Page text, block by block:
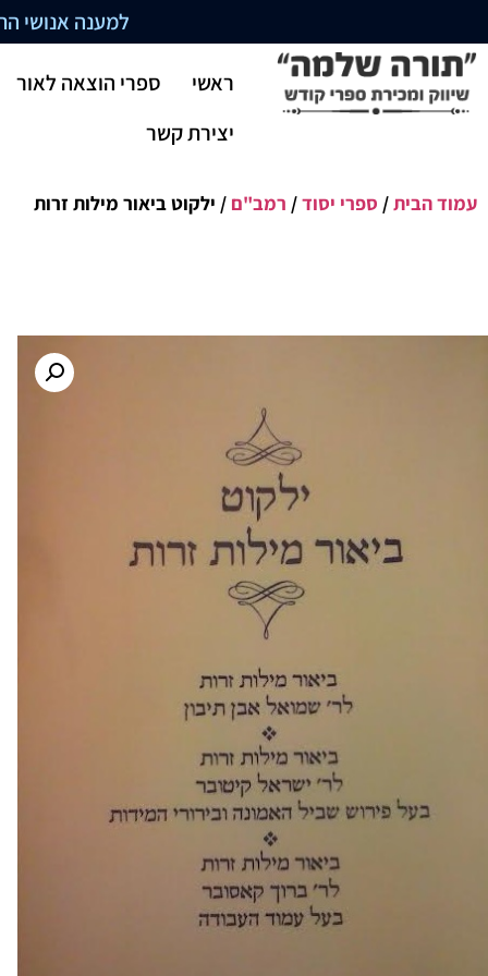
למענה אנושי התקשרו
ראשי
ספרי הוצאה לאור
יצירת קשר
עמוד הבית/ ספרי יסוד/ רמב"ם / ילקוט ביאור מילות זרות